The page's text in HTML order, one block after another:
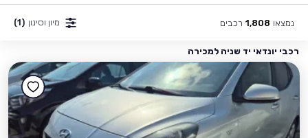
נמצאו 1,808 רכבים מיון וסינון (1)
רכבי יונדאי יד שניה למכירה